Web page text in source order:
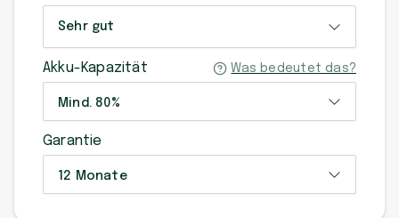
Sehr gut
Akku-Kapazität Was bedeutet das?
Mind. 80%
Garantie
12 Monate